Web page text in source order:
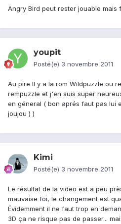
Angry Bird peut rester jouable mais
youpit
Posté(e) 3 novembre 2011
Au pire Il y a la rom Wildpuzzle ou
rempuzzle et j'en suis super
en géneral ( bon aprés faut pas lui
joujou ) )
Kimi
Posté(e) 3 novembre 2011
Le résultat de la video est a peu
mauvaise foi, le changement est
Évidemment il ne faut trop en
3D ça ne risque pas de passer...